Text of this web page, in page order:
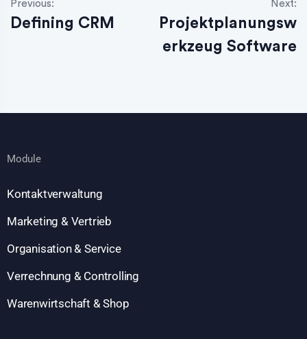
Previous:
Defining CRM
Next:
Projektplanungsw
erkzeug Software
Module
Kontaktverwaltung
Marketing & Vertrieb
Organisation & Service
Verrechnung & Controlling
Warenwirtschaft & Shop